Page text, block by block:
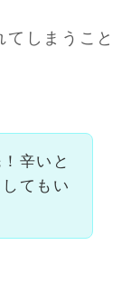
しまうこと
辛いと
てもい